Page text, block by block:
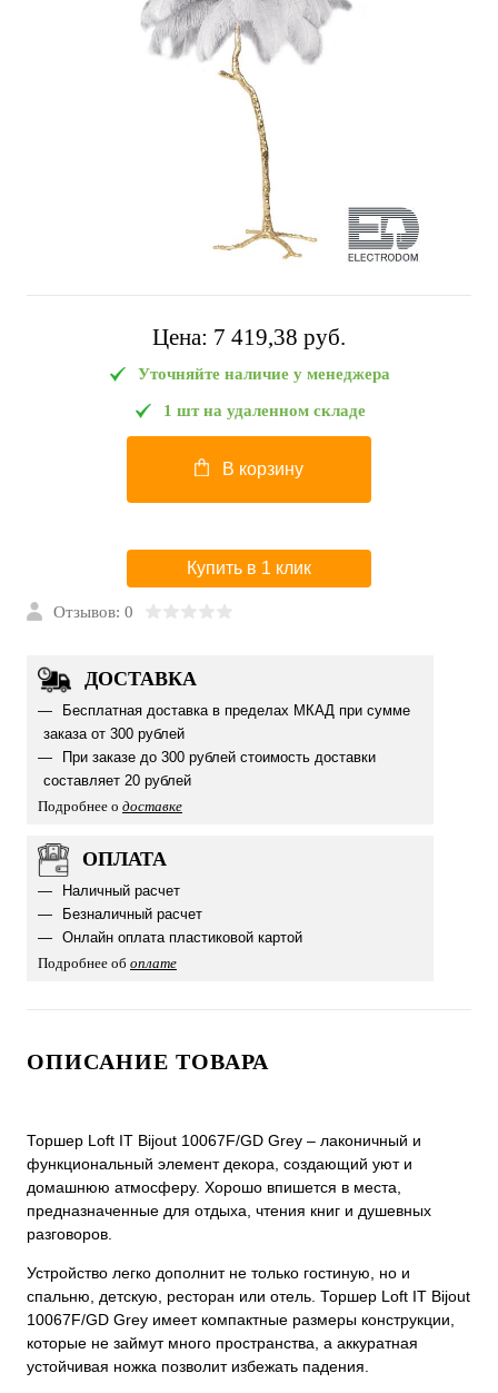
Цена: 7 419,38 pуб.
Уточняйте наличие у менеджера
1 шт на удаленном складе
В корзину
Купить в 1 клик
Отзывов: 0
ДОСТАВКА
Бесплатная доставка в пределах МКАД при сумме
заказа от 300 рублей
При заказе до 300 рублей стоимость доставки
составляет 20 рублей
Подробнее о доставке
ОПЛАТА
Наличный расчет
Безналичный расчет
Онлайн оплата пластиковой картой
Подробнее об оплате
ОПИСАНИЕ ТОВАРА
Торшер Loft IT Bijout 10067F/GD Grey – лаконичный и
функциональный элемент декора, создающий уют и
домашнюю атмосферу. Хорошо впишется в места,
предназначенные для отдыха, чтения книг и душевных
разговоров.
Устройство легко дополнит не только гостиную, но и
спальню, детскую, ресторан или отель. Торшер Loft IT Bijout
10067F/GD Grey имеет компактные размеры конструкции,
которые не займут много пространства, а аккуратная
устойчивая ножка позволит избежать падения.